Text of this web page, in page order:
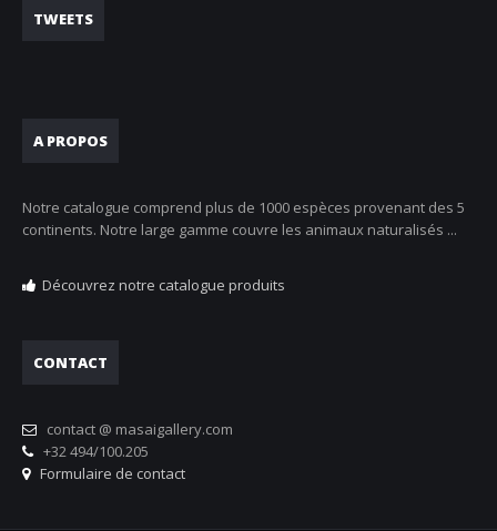
TWEETS
A PROPOS
Notre catalogue comprend plus de 1000 espèces provenant des 5
continents. Notre large gamme couvre les animaux naturalisés ...
Découvrez notre catalogue produits
CONTACT
contact @ masaigallery.com
+32 494/100.205
Formulaire de contact